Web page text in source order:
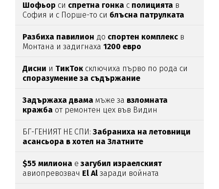
Шофьор си спретна гонка с полицията в
София и с Порше-то си блъсна патрулката
Разбиха павилион до спортен комплекс в
Монтана и задигнаха1200 евро
Дисни и ТикТок сключиха първо по рода си
споразумение за съдържание
Задържаха двама мъже за взломната
кражба от ремонтен цех във Видин
БГ-ГЕНИЯТ НЕ СПИ:Забраниха на летовници
асансьора в хотел на Златните
$55 милиона езагубил израелският
авиопревозвач El Al заради войната